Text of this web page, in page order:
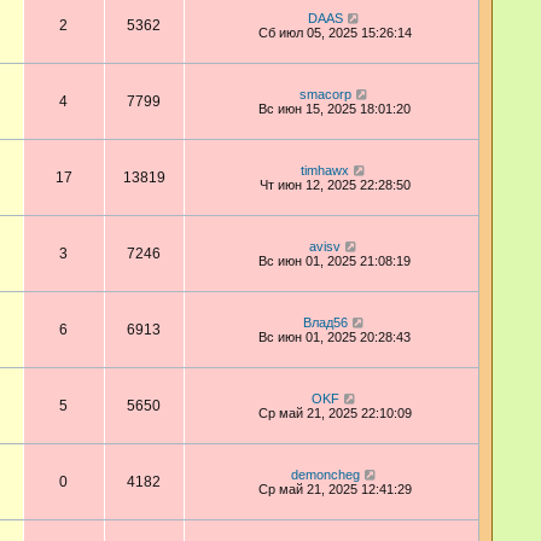
2 5362
DAAS
Сб июл 05, 2025 15:26:14
4 7799
smacorp
Вс июн 15, 2025 18:01:20
17 13819
timhawx
Чт июн 12, 2025 22:28:50
3 7246
avisv
Вс июн 01, 2025 21:08:19
6 6913
Влад56
Вс июн 01, 2025 20:28:43
5 5650
OKF
Ср май 21, 2025 22:10:09
0 4182
demoncheg
Ср май 21, 2025 12:41:29